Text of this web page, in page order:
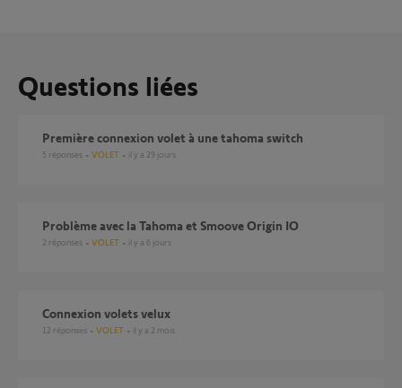
Questions liées
Première connexion volet à une tahoma switch
5 réponses VOLET il y a 29 jours
Problème avec la Tahoma et Smoove Origin IO
2 réponses VOLET il y a 6 jours
Connexion volets velux
12 réponses VOLET il y a 2 mois